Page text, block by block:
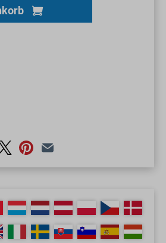
Wert ein oder